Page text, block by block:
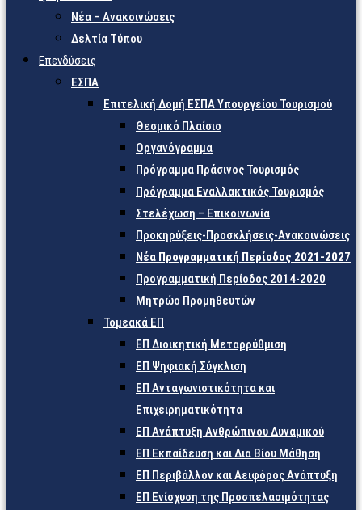
Νέα – Ανακοινώσεις
Δελτία Τύπου
Επενδύσεις
ΕΣΠΑ
Επιτελική Δομή ΕΣΠΑ Υπουργείου Τουρισμού
Θεσμικό Πλαίσιο
Οργανόγραμμα
Πρόγραμμα Πράσινος Τουρισμός
Πρόγραμμα Εναλλακτικός Τουρισμός
Στελέχωση – Επικοινωνία
Προκηρύξεις-Προσκλήσεις-Ανακοινώσεις
Νέα Προγραμματική Περίοδος 2021-2027
Προγραμματική Περίοδος 2014-2020
Μητρώο Προμηθευτών
Τομεακά ΕΠ
ΕΠ Διοικητική Μεταρρύθμιση
ΕΠ Ψηφιακή Σύγκλιση
ΕΠ Ανταγωνιστικότητα και
Επιχειρηματικότητα
ΕΠ Ανάπτυξη Ανθρώπινου Δυναμικού
ΕΠ Εκπαίδευση και Δια Βίου Μάθηση
ΕΠ Περιβάλλον και Αειφόρος Ανάπτυξη
ΕΠ Ενίσχυση της Προσπελασιμότητας